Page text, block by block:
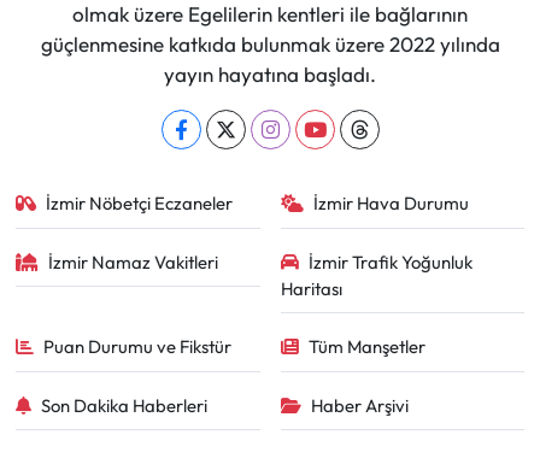
olmak üzere Egelilerin kentleri ile bağlarının
güçlenmesine katkıda bulunmak üzere 2022 yılında
yayın hayatına başladı.
İzmir Nöbetçi Eczaneler İzmir Hava Durumu
İzmir Namaz Vakitleri
İzmir Trafik Yoğunluk
Haritası
Puan Durumu ve Fikstür Tüm Manşetler
Son Dakika Haberleri Haber Arşivi